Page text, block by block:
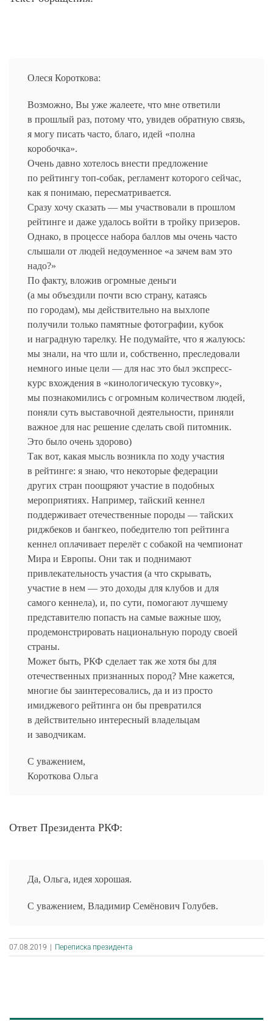
Олеся Короткова:
Возможно, Вы уже жалеете, что мне ответили
в прошлый раз, потому что, увидев обратную связь,
я могу писать часто, благо, идей «полна
коробочка».
Очень давно хотелось внести предложение
по рейтингу топ-собак, регламент которого сейчас,
как я понимаю, пересматривается.
Сразу хочу сказать — мы участвовали в прошлом
рейтинге и даже удалось войти в тройку призеров.
Однако, в процессе набора баллов мы очень часто
слышали от людей недоуменное «а зачем вам это
надо?»
По факту, вложив огромные деньги
(а мы объездили почти всю страну, катаясь
по городам), мы действительно на выхлопе
получили только памятные фотографии, кубок
и наградную тарелку. Не подумайте, что я жалуюсь:
мы знали, на что шли и, собственно, преследовали
немного иные цели — для нас это был экспресс-
курс вхождения в «кинологическую тусовку»,
мы познакомились с огромным количеством людей,
поняли суть выставочной деятельности, приняли
важное для нас решение сделать свой питомник.
Это было очень здорово)
Так вот, какая мысль возникла по ходу участия
в рейтинге: я знаю, что некоторые федерации
других стран поощряют участие в подобных
мероприятиях. Например, тайский кеннел
поддерживает отечественные породы — тайских
риджбеков и бангкео, победителю топ рейтинга
кеннел оплачивает перелёт с собакой на чемпионат
Мира и Европы. Они так и поднимают
привлекательность участия (а что скрывать,
участие в нем — это доходы для клубов и для
самого кеннела), и, по сути, помогают лучшему
представителю попасть на самые важные шоу,
продемонстрировать национальную породу своей
страны.
Может быть, РКФ сделает так же хотя бы для
отечественных признанных пород? Мне кажется,
многие бы заинтересовались, да и из просто
имиджевого рейтинга он бы превратился
в действительно интересный владельцам
и заводчикам.
С уважением,
Короткова Ольга
Ответ Президента РКФ:
Да, Ольга, идея хорошая.
С уважением, Владимир Семёнович Голубев.
07.08.2019 Переписка президента